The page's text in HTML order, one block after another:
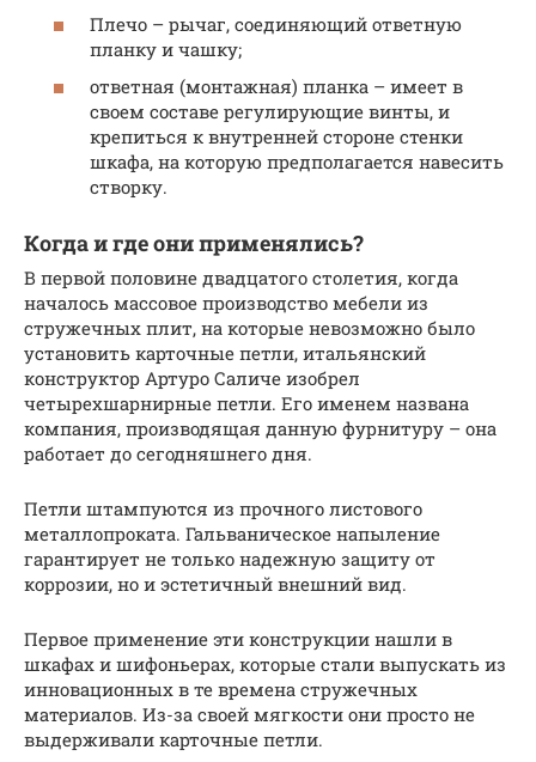
Плечо – рычаг, соединяющий ответную
планку и чашку;
ответная (монтажная) планка – имеет в
своем составе регулирующие винты, и
крепиться к внутренней стороне стенки
шкафа, на которую предполагается навесить
створку.
Когда и где они применялись?
В первой половине двадцатого столетия, когда
началось массовое производство мебели из
стружечных плит, на которые невозможно было
установить карточные петли, итальянский
конструктор Артуро Саличе изобрел
четырехшарнирные петли. Его именем названа
компания, производящая данную фурнитуру – она
работает до сегодняшнего дня.
Петли штампуются из прочного листового
металлопроката. Гальваническое напыление
гарантирует не только надежную защиту от
коррозии, но и эстетичный внешний вид.
Первое применение эти конструкции нашли в
шкафах и шифоньерах, которые стали выпускать из
инновационных в те времена стружечных
материалов. Из-за своей мягкости они просто не
выдерживали карточные петли.